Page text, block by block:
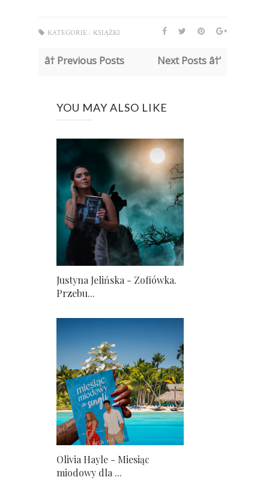
KATEGORIE : KSIĄŻKI
â† Previous Posts Next Posts â†’
YOU MAY ALSO LIKE
Justyna Jelińska - Zofiówka.
Przebu...
Olivia Hayle - Miesiąc
miodowy dla ...